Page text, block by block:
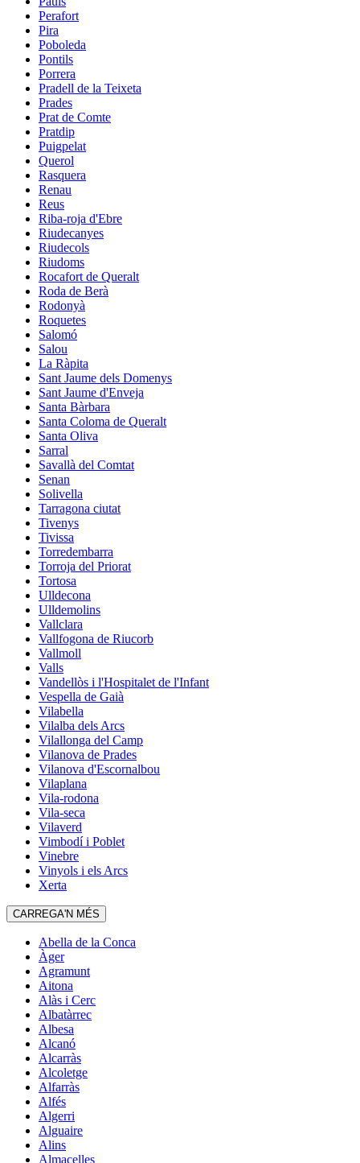
Perafort
Pira
Poboleda
Pontils
Porrera
Pradell de la Teixeta
Prades
Prat de Comte
Pratdip
Puigpelat
Querol
Rasquera
Renau
Reus
Riba-roja d'Ebre
Riudecanyes
Riudecols
Riudoms
Rocafort de Queralt
Roda de Berà
Rodonyà
Roquetes
Salomó
Salou
La Ràpita
Sant Jaume dels Domenys
Sant Jaume d'Enveja
Santa Bàrbara
Santa Coloma de Queralt
Santa Oliva
Sarral
Savallà del Comtat
Senan
Solivella
Tarragona ciutat
Tivenys
Tivissa
Torredembarra
Torroja del Priorat
Tortosa
Ulldecona
Ulldemolins
Vallclara
Vallfogona de Riucorb
Vallmoll
Valls
Vandellòs i l'Hospitalet de l'Infant
Vespella de Gaià
Vilabella
Vilalba dels Arcs
Vilallonga del Camp
Vilanova de Prades
Vilanova d'Escornalbou
Vilaplana
Vila-rodona
Vila-seca
Vilaverd
Vimbodí i Poblet
Vinebre
Vinyols i els Arcs
Xerta
CARREGA'N MÉS
Abella de la Conca
Àger
Agramunt
Aitona
Alàs i Cerc
Albatàrrec
Albesa
Alcanó
Alcarràs
Alcoletge
Alfarràs
Alfés
Algerri
Alguaire
Alins
Almacelles